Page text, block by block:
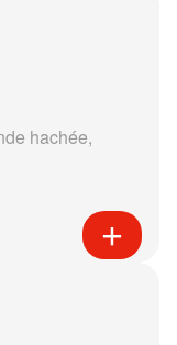
hachée,